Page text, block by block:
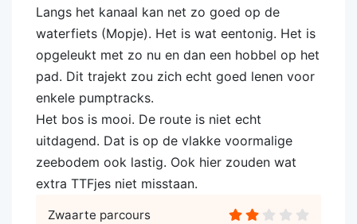
Langs het kanaal kan net zo goed op de
waterfiets (Mopje). Het is wat eentonig. Het is
opgeleukt met zo nu en dan een hobbel op het
pad. Dit trajekt zou zich echt goed lenen voor
enkele pumptracks.
Het bos is mooi. De route is niet echt
uitdagend. Dat is op de vlakke voormalige
zeebodem ook lastig. Ook hier zouden wat
extra TTFjes niet misstaan.
Zwaarte parcours